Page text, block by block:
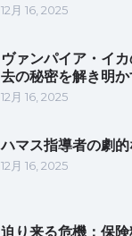
12月 16, 2025
ヴァンパイア・イ
去の秘密を解き明
12月 16, 2025
ハマス指導者の劇
12月 16, 2025
迫り来る危機：保